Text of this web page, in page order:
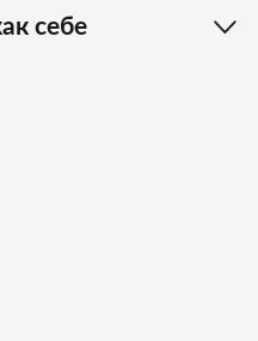
себе